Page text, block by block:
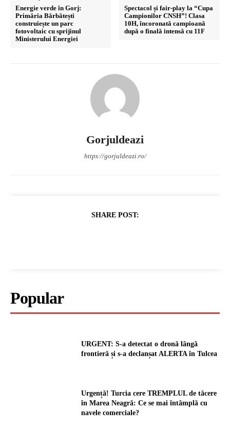
Energie verde în Gorj:
Primăria Bărbătești
construiește un parc
fotovoltaic cu sprijinul
Ministerului Energiei
Spectacol și fair-play la “Cupa
Campionilor CNSH”! Clasa
10H, încoronată campioană
după o finală intensă cu 11F
Gorjuldeazi
https://gorjuldeazi.ro/
SHARE POST:
Popular
URGENT: S-a detectat o dronă lângă
frontieră și s-a declanșat ALERTA în Tulcea
Urgență! Turcia cere TREMPLUL de tăcere
în Marea Neagră: Ce se mai întâmplă cu
navele comerciale?